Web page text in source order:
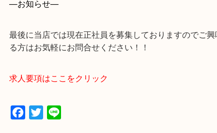
買取大吉アピタタウンけいはんな精華台店に来てよ